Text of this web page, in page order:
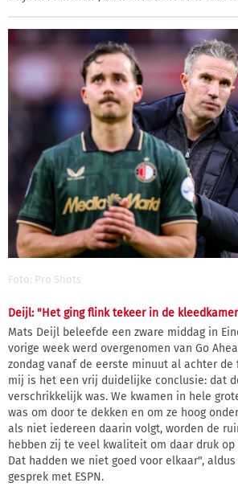
Foto: Pro Shots
Deijl: "Het ging flink tekeer in de
Mats Deijl beleefde een zware middag in
vorige week werd overgenomen van Go
zondag vanaf de eerste minuut al achter de
mij is het een vrij duidelijke conclusie: dat
verschrikkelijk was. We kwamen in hele
was om door te dekken en om ze hoog
als niet iedereen daarin volgt, worden de
hebben zij te veel kwaliteit om daar druk op
Dat hadden we niet goed voor elkaar",
gesprek met ESPN.